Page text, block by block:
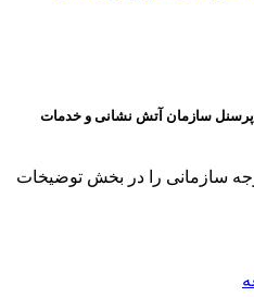
سازمان آتش نشانی و خدمات
سازمانی را در بخش توضیخات